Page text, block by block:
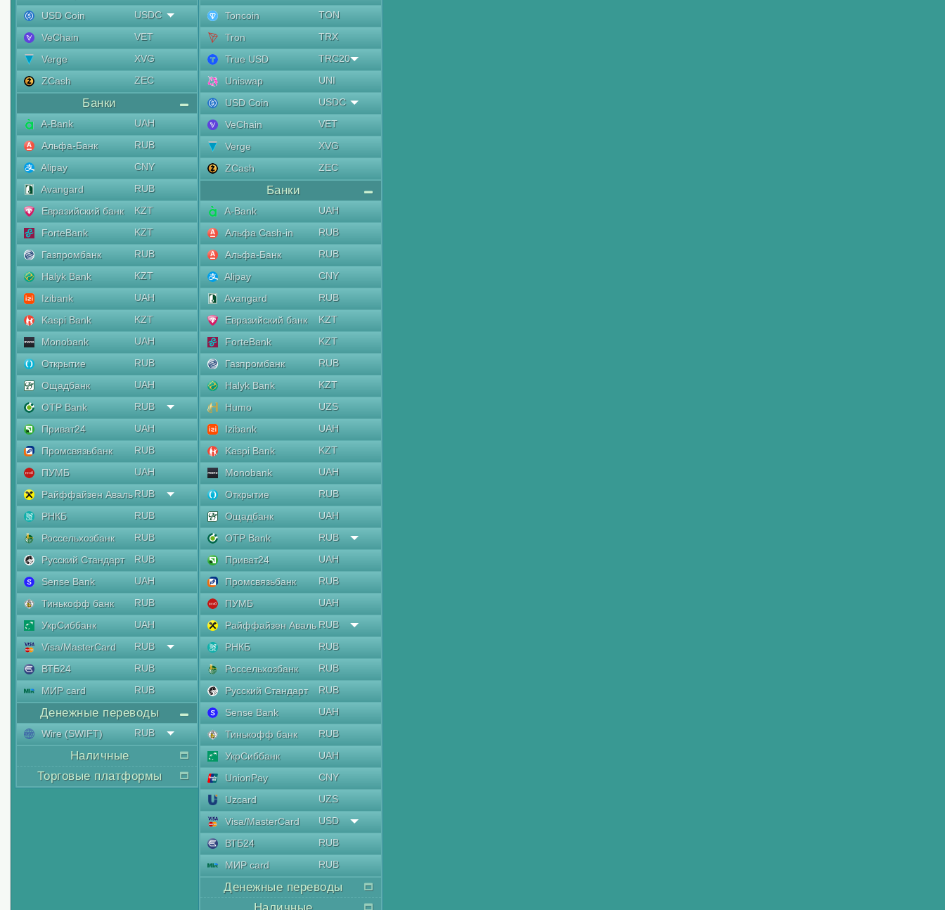
USD Coin
USDC
VeChain
VET
Verge
XVG
ZCash
ZEC
Банки
A-Bank
UAH
Альфа-Банк
RUB
Alipay
CNY
Avangard
RUB
Евразийский банк
KZT
ForteBank
KZT
Газпромбанк
RUB
Halyk Bank
KZT
Izibank
UAH
Kaspi Bank
KZT
Monobank
UAH
Открытие
RUB
Ощадбанк
UAH
OTP Bank
RUB
Приват24
UAH
Промсвязьбанк
RUB
ПУМБ
UAH
Райффайзен АвальRUB
РНКБ
RUB
Россельхозбанк
RUB
Русский Стандарт
RUB
Sense Bank
UAH
Тинькофф банк
RUB
УкрСиббанк
UAH
Visa/MasterCard
RUB
ВТБ24
RUB
МИР card
RUB
Денежные переводы
Wire (SWIFT) RUB
Наличные
Торговые платформы
Toncoin
TON
Tron
TRX
True USD
TRC20
Uniswap
UNI
USD Coin
USDC
VeChain
VET
Verge
XVG
ZCash
ZEC
Банки
A-Bank
UAH
Альфа Cash-in
RUB
Альфа-Банк
RUB
Alipay
CNY
Avangard
RUB
Евразийский банк
KZT
ForteBank
KZT
Газпромбанк
RUB
Halyk Bank
KZT
Humo
UZS
Izibank
UAH
Kaspi Bank
KZT
Monobank
UAH
Открытие
RUB
Ощадбанк
UAH
OTP Bank
RUB
Приват24
UAH
Промсвязьбанк
RUB
ПУМБ
UAH
Райффайзен Аваль RUB
РНКБ
RUB
Россельхозбанк
RUB
Русский Стандарт
RUB
Sense Bank
UAH
Тинькофф банк
RUB
УкрСиббанк
UAH
UnionPay
CNY
Uzcard
UZS
Visa/MasterCard
USD
ВТБ24
RUB
МИР card
RUB
Денежные переводы